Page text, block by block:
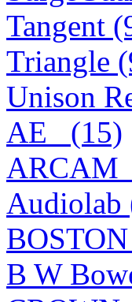
Tangent
Triangle
Unison
AE_ (15)
Audiolab
B W